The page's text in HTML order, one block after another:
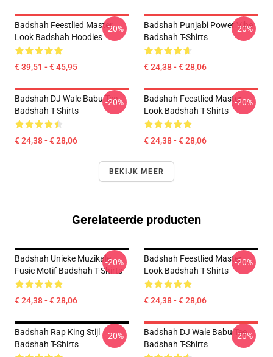
Badshah Feestlied Master
Look Badshah Hoodies
€ 39,51 - € 45,95
-20%
Badshah Punjabi Power Vibe
Badshah T-Shirts
€ 24,38 - € 28,06
-20%
Badshah DJ Wale Babu Tee
Badshah T-Shirts
€ 24,38 - € 28,06
-20%
Badshah Feestlied Master
Look Badshah T-Shirts
€ 24,38 - € 28,06
-20%
BEKIJK MEER
Gerelateerde producten
Badshah Unieke Muzikale
Fusie Motif Badshah T-Shirts
€ 24,38 - € 28,06
-20%
Badshah Feestlied Master
Look Badshah T-Shirts
€ 24,38 - € 28,06
-20%
Badshah Rap King Stijl
Badshah T-Shirts
-20%
Badshah DJ Wale Babu Tee
Badshah T-Shirts
-20%